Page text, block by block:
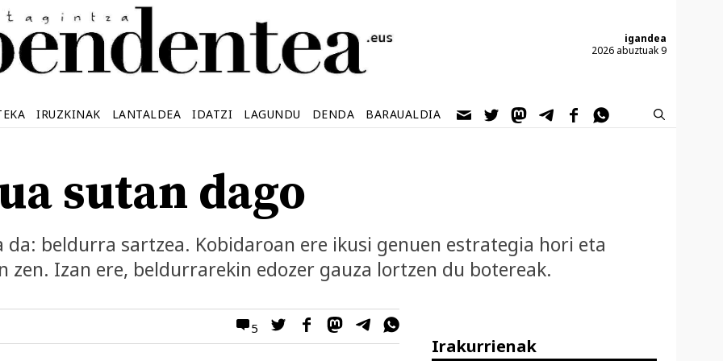
igandea
2026 abuztuak 9
IRUZKINAK LANTALDEA IDATZI LAGUNDU DENDA BARAUALDIA
sutan dago
da: beldurra sartzea. Kobidaroan ere ikusi genuen estrategia hori eta
zen. Izan ere, beldurrarekin edozer gauza lortzen du botereak.
5
Irakurrienak